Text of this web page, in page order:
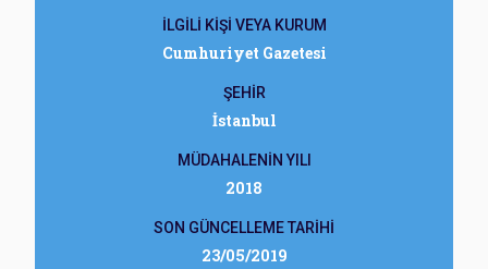
İLGİLİ KİŞİ VEYA KURUM
Cumhuriyet Gazetesi
ŞEHİR
İstanbul
MÜDAHALENİN YILI
2018
SON GÜNCELLEME TARİHİ
23/05/2019